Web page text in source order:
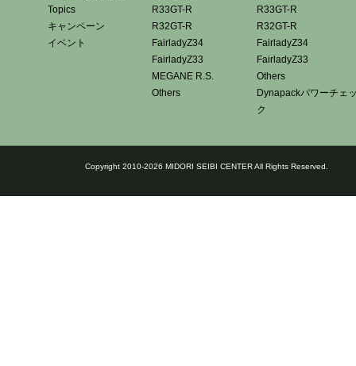
Topics
キャンペーン
イベント
R33GT-R
R32GT-R
FairladyZ34
FairladyZ33
MEGANE R.S.
Others
R33GT-R
R32GT-R
FairladyZ34
FairladyZ33
Others
Dynapackパワーチェ
ク
Copyright 2010-2026 MIDORI SEIBI CENTER All Rights Reserved.